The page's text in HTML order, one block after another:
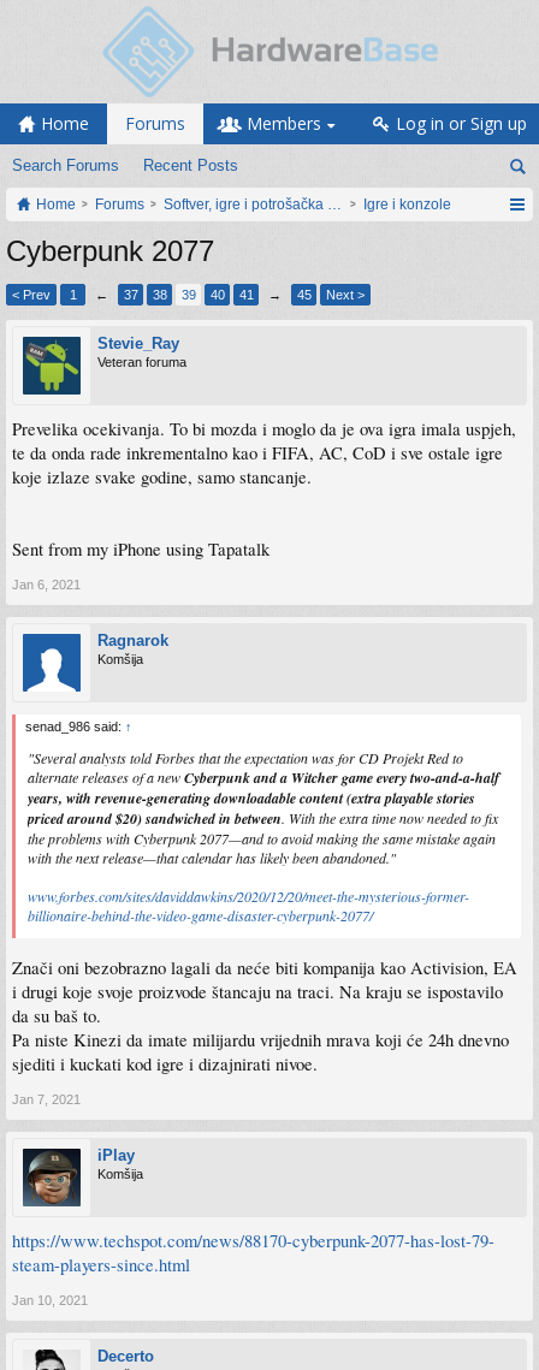
Home Forums
Search Forums Recent Posts
Members Log in or Sign up
Home Forums Softver, igre i potrošačka elektronikaIgre i konzole
Cyberpunk 2077
< Prev 1 ← 37 38 39 40 41 → 45 Next >
Stevie_Ray
Veteran foruma
Prevelika ocekivanja. To bi mozda i moglo da je ova igra imala uspjeh,
te da onda rade inkrementalno kao i FIFA, AC, CoD i sve ostale igre
koje izlaze svake godine, samo stancanje.
Sent from my iPhone using Tapatalk
Jan 6, 2021
Ragnarok
Komšija
senad_986 said: ↑
"Several analysts told Forbes that the expectation was for CD Projekt Red to
alternate releases of a newCyberpunk and a Witcher game every two-and-a-half
years, with revenue-generating downloadable content (extra playable stories
priced around $20) sandwiched in between. With the extra time now needed to fix
the problems with Cyberpunk 2077—and to avoid making the same mistake again
with the next release—that calendar has likely been abandoned."
www.forbes.com/sites/daviddawkins/2020/12/20/meet-the-mysterious-former-
billionaire-behind-the-video-game-disaster-cyberpunk-2077/
Znači oni bezobrazno lagali da neće biti kompanija kao Activision, EA
i drugi koje svoje proizvode štancaju na traci. Na kraju se ispostavilo
da su baš to.
Pa niste Kinezi da imate milijardu vrijednih mrava koji će 24h dnevno
sjediti i kuckati kod igre i dizajnirati nivoe.
Jan 7, 2021
iPlay
Komšija
https://www.techspot.com/news/88170-cyberpunk-2077-has-lost-79-
steam-players-since.html
Jan 10, 2021
Decerto